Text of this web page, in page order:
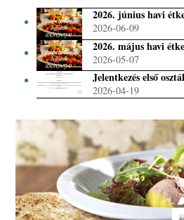
2026. június havi
2026-06-09
2026. május havi
2026-05-07
Jelentkezés első
2026-04-19